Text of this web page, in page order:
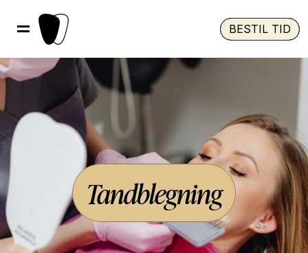
BESTIL TID
Tandblegning